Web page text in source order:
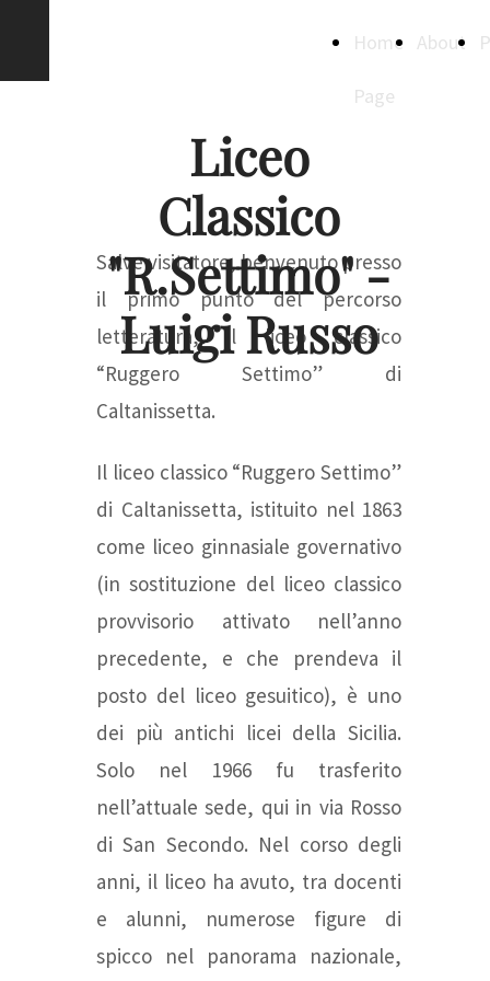
Home
Page
About
Liceo
Classico
"R.Settimo" -
Luigi Russo
Salve visitatore, benvenuto presso
il primo punto del percorso
letteratura, il liceo classico
“Ruggero Settimo” di
Caltanissetta.
Il liceo classico “Ruggero Settimo”
di Caltanissetta, istituito nel 1863
come liceo ginnasiale governativo
(in sostituzione del liceo classico
provvisorio attivato nell’anno
precedente, e che prendeva il
posto del liceo gesuitico), è uno
dei più antichi licei della Sicilia.
Solo nel 1966 fu trasferito
nell’attuale sede, qui in via Rosso
di San Secondo. Nel corso degli
anni, il liceo ha avuto, tra docenti
e alunni, numerose figure di
spicco nel panorama nazionale,